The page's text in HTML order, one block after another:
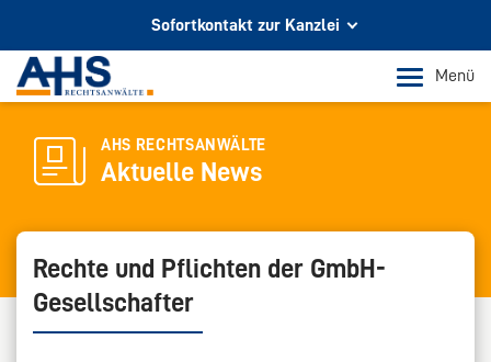
Sofortkontakt zur Kanzlei
Ihr Partner für Rechtsberatung
In Köln und Bonn
Telefon Köln
+49 221 973 096 0
E-Mail-Kontakt
Menü
AHS RECHTSANWÄLTE
Aktuelle News
Rechte und Pflichten der GmbH-
Gesellschafter